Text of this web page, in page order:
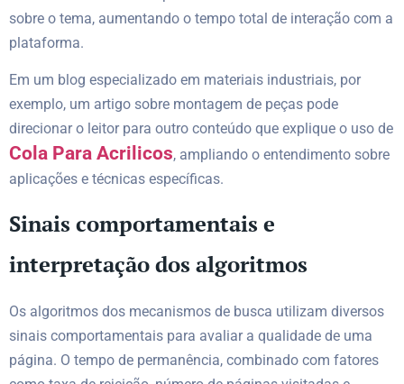
sobre o tema, aumentando o tempo total de interação com a
plataforma.
Em um blog especializado em materiais industriais, por
exemplo, um artigo sobre montagem de peças pode
direcionar o leitor para outro conteúdo que explique o uso de
Cola Para Acrilicos, ampliando o entendimento sobre
aplicações e técnicas específicas.
Sinais comportamentais e
interpretação dos algoritmos
Os algoritmos dos mecanismos de busca utilizam diversos
sinais comportamentais para avaliar a qualidade de uma
página. O tempo de permanência, combinado com fatores